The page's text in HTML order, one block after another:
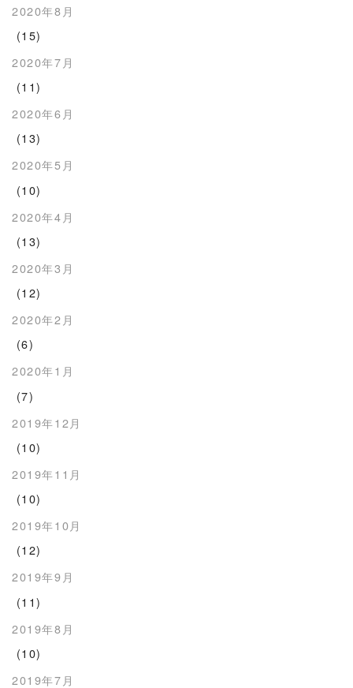
2020年8月
(15)
2020年7月
(11)
2020年6月
(13)
2020年5月
(10)
2020年4月
(13)
2020年3月
(12)
2020年2月
(6)
2020年1月
(7)
2019年12月
(10)
2019年11月
(10)
2019年10月
(12)
2019年9月
(11)
2019年8月
(10)
2019年7月